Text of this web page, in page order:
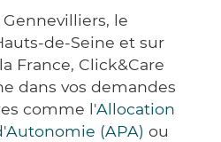
le
de-Seine et sur
France, Click&Care
dans vos demandes
comme l'Allocation
(APA) ou